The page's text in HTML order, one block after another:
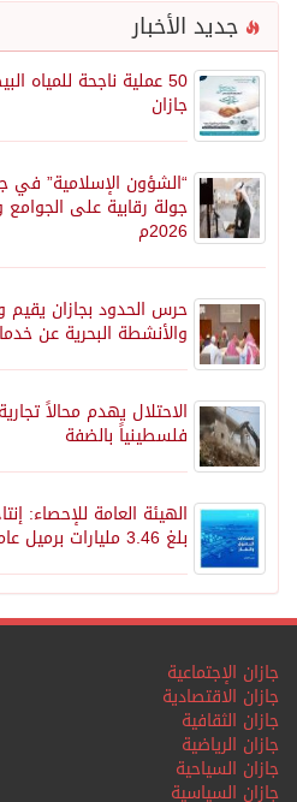
جديد الأخبار
50 عملية ناجحة
جازان
جولة رقابية على
2026م
حرس الحدود بجازان
والأنشطة البحرية عن
فلسطينياً بالضفة
الهيئة العامة للإحصاء:
بلغ 3.46 مليارات برميل عام 2025
جازان الإجتماعية
جازان الاقتصادية
جازان الثقافية
جازان الرياضية
جازان السياحية
جازان السياسية